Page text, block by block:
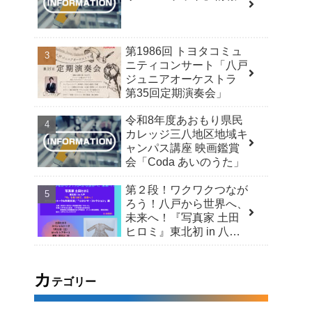
第1986回 トヨタコミュ
ニティコンサート「八戸
ジュニアオーケストラ
第35回定期演奏会」
令和8年度あおもり県民
カレッジ三八地区地域キ
ャンパス講座 映画鑑賞
会「Coda あいのうた」
第２段！ワクワクつなが
ろう！八戸から世界へ、
未来へ！『写真家 土田
ヒロミ』東北初 in 八戸
カ テゴリー